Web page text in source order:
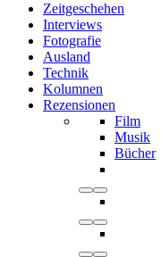
Zeitgeschehen
Interviews
Fotografie
Ausland
Technik
Kolumnen
Rezensionen
Film
Musik
Bücher